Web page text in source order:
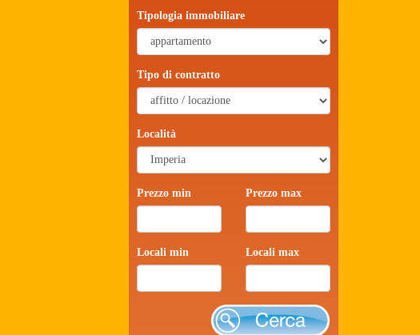
Tipologia immobiliare
Tipo di contratto
Località
Prezzo min Prezzo max
Locali min Locali max
Cerca